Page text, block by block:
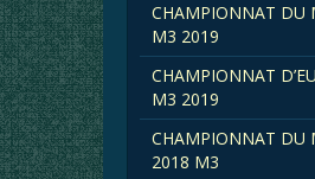
CHAMPIONNAT DU
M3 2019
CHAMPIONNAT
M3 2019
CHAMPIONNAT DU
2018 M3